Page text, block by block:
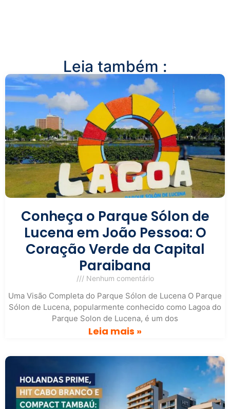
Leia também :
Conheça o Parque Sólon de
Lucena em João Pessoa: O
Coração Verde da Capital
Paraibana
Nenhum comentário
Uma Visão Completa do Parque Sólon de Lucena O Parque
Sólon de Lucena, popularmente conhecido como Lagoa do
Parque Solon de Lucena, é um dos
Leia mais »